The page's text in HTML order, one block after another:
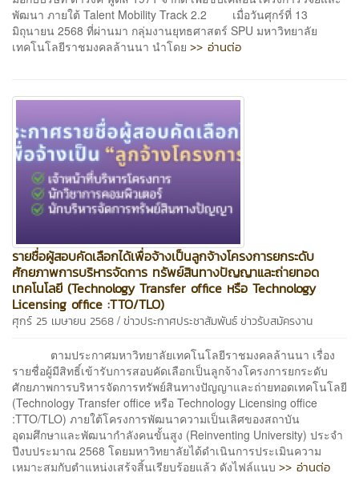
พัฒนา ภายใต้ Talent Mobility Track 2.2 เมื่อวันศุกร์ที่ 13
มิถุนายน 2568 ที่ผ่านมา กลุ่มงานยุทธศาสตร์ SPU มหาวิทยาลัย
เทคโนโลยีราชมงคลล้านนา นำโดย >> อ่านต่อ
รายชื่อผู้สอบคัดเลือกได้เพื่อจ้างเป็นลูกจ้างโครงการยกระดับ
ศักยภาพการบริหารจัดการ ทรัพย์สินทางปัญญาและถ่ายทอด
เทคโนโลยี (Technology Transfer office หรือ Technology
Licensing office :TTO/TLO)
ศุกร์ 25 เมษายน 2568 / ข่าวประกาศประชาสัมพันธ์ข่าวรับสมัครงาน
ตามประกาศมหาวิทยาลัยเทคโนโลยีราชมงคลล้านนา เรื่อง
รายชื่อผู้มีสิทธิ์เข้ารับการสอบคัดเลือกเป็นลูกจ้างโครงการยกระดับ
ศักยภาพการบริหารจัดการทรัพย์สินทางปัญญาและถ่ายทอดเทคโนโลยี
(Technology Transfer office หรือ Technology Licensing office
:TTO/TLO) ภายใต้โครงการพัฒนาความเป็นเลิศของสถาบัน
อุดมศึกษาและพัฒนากำลังคนขั้นสูง (Reinventing University) ประจำ
ปีงบประมาณ 2568 โดยมหาวิทยาลัยได้ดำเนินการประเมินความ
เหมาะสมกับตำแหน่งเสร้จสิ้นเรียบร้อยแล้ว ดังไฟล์แนบ >> อ่านต่อ